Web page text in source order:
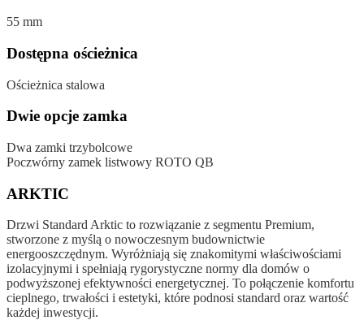
55 mm
Dostępna ościeżnica
Ościeżnica stalowa
Dwie opcje zamka
Dwa zamki trzybolcowe
Poczwórny zamek listwowy ROTO QB
ARKTIC
Drzwi Standard Arktic to rozwiązanie z segmentu Premium,
stworzone z myślą o nowoczesnym budownictwie
energooszczędnym. Wyróżniają się znakomitymi właściwościami
izolacyjnymi i spełniają rygorystyczne normy dla domów o
podwyższonej efektywności energetycznej. To połączenie komfortu
cieplnego, trwałości i estetyki, które podnosi standard oraz wartość
każdej inwestycji.